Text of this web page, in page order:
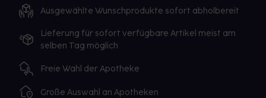
Ausgewählte Wunschprodukte sofort abholbereit
Lieferung für sofort verfügbare Artikel meist am
selben Tag möglich
Freie Wahl der Apotheke
Große Auswahl an Apotheken